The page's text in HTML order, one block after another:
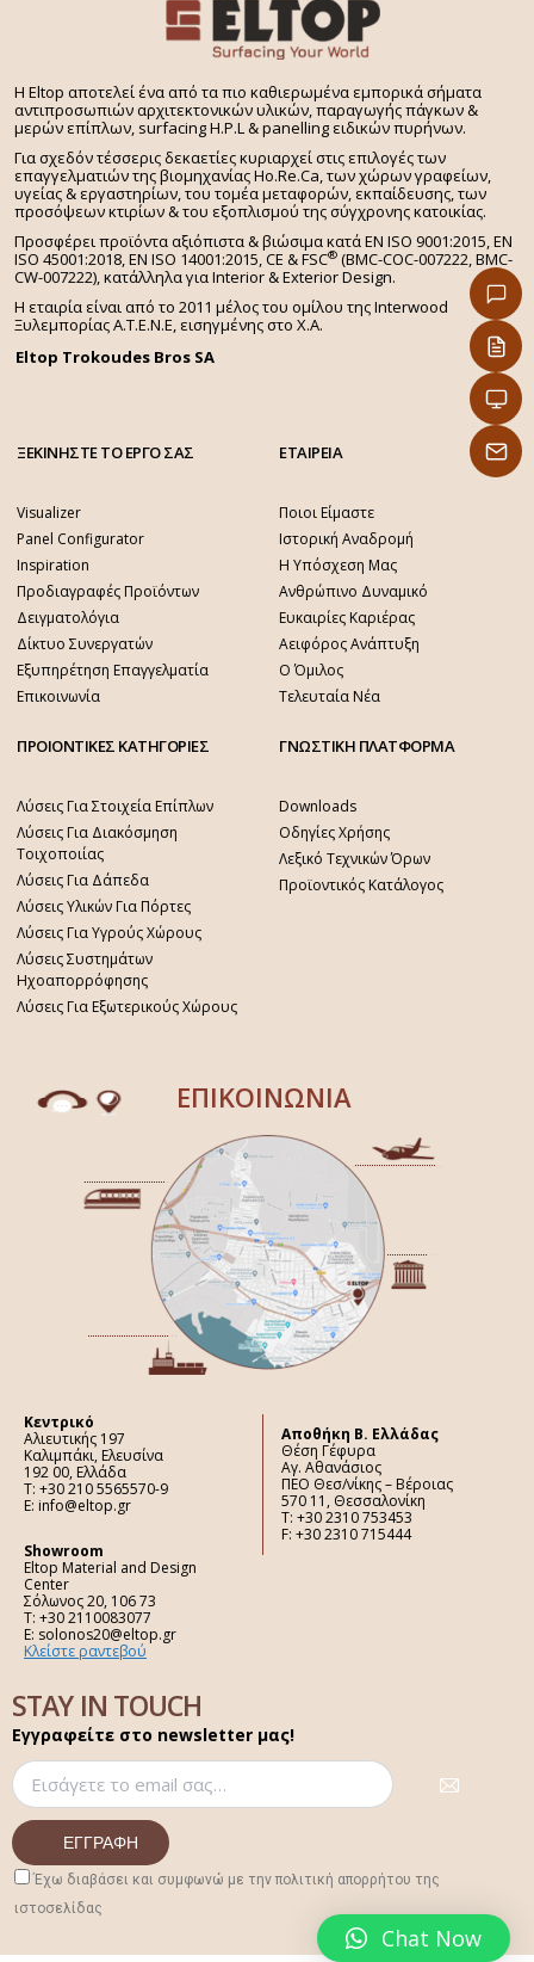
H Eltop αποτελεί ένα από τα πιο καθιερωμένα εμπορικά σήματα
αντιπροσωπιών αρχιτεκτονικών υλικών, παραγωγής πάγκων &
μερών επίπλων, surfacing H.P.L & panelling ειδικών πυρήνων.
Για σχεδόν τέσσερις δεκαετίες κυριαρχεί στις επιλογές των
επαγγελματιών της βιομηχανίας Ho.Re.Ca, των χώρων γραφείων,
υγείας & εργαστηρίων, του τομέα μεταφορών, εκπαίδευσης, των
προσόψεων κτιρίων & του εξοπλισμού της σύγχρονης κατοικίας.
Προσφέρει προϊόντα αξιόπιστα & βιώσιμα κατά EN ISO 9001:2015, EN
ISO 45001:2018, EN ISO 14001:2015, CE & FSC® (BMC-COC-007222, BMC-
CW-007222), κατάλληλα για Interior & Exterior Design.
Η εταιρία είναι από το 2011 μέλος του ομίλου της Interwood
Ξυλεμπορίας Α.Τ.Ε.Ν.Ε, εισηγμένης στο Χ.A.
Eltop Trokoudes Bros SA
ΞΕΚΙΝΗΣΤΕ ΤΟ ΕΡΓΟ ΣΑΣ
Visualizer
Panel Configurator
Inspiration
Προδιαγραφές Προϊόντων
Δειγματολόγια
Δίκτυο Συνεργατών
Εξυπηρέτηση Επαγγελματία
Επικοινωνία
ΕΤΑΙΡΕΙΑ
Ποιοι Είμαστε
Ιστορική Αναδρομή
Η Υπόσχεση Μας
Ανθρώπινο Δυναμικό
Ευκαιρίες Καριέρας
Αειφόρος Ανάπτυξη
Ο Όμιλος
Τελευταία Νέα
ΠΡΟΙΟΝΤΙΚΕΣ ΚΑΤΗΓΟΡΙΕΣ
Λύσεις Για Στοιχεία Επίπλων
Λύσεις Για Διακόσμηση
Τοιχοποιίας
Λύσεις Για Δάπεδα
Λύσεις Υλικών Για Πόρτες
Λύσεις Για Υγρούς Χώρους
Λύσεις Συστημάτων
Ηχοαπορρόφησης
Λύσεις Για Εξωτερικούς Χώρους
ΓΝΩΣΤΙΚΗ ΠΛΑΤΦΟΡΜΑ
Downloads
Οδηγίες Χρήσης
Λεξικό Τεχνικών Όρων
Προϊοντικός Κατάλογος
ΕΠΙΚΟΙΝΩΝΙΑ
Κεντρικό
Αλιευτικής 197
Καλιμπάκι, Ελευσίνα
192 00, Ελλάδα
Τ: +30 210 5565570-9
E: info@eltop.gr
Showroom
Eltop Material and Design
Center
Σόλωνος 20, 106 73
Τ: +30 2110083077
E: solonos20@eltop.gr
Κλείστε ραντεβού
Aποθήκη Β. Ελλάδας
Θέση Γέφυρα
Αγ. Αθανάσιος
ΠΕΟ Θεσ/νίκης – Βέροιας
570 11, Θεσσαλονίκη
Τ: +30 2310 753453
F: +30 2310 715444
STAY IN TOUCH
Εγγραφείτε στο newsletter μας!
Έχω διαβάσει και συμφωνώ με την πολιτική απορρήτου της
ιστοσελίδας
Chat Now